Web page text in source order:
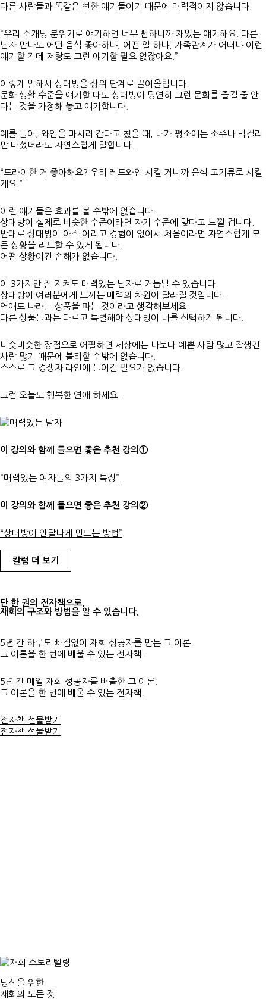
다른 사람들과 똑같은 뻔한 얘기들이기 때문에 매력적이지 않습니다.
“우리 소개팅 분위기로 얘기하면 너무 뻔하니까 재밌는 얘기해요. 다른
남자 만나도 어떤 음식 좋아하냐, 어떤 일 하냐, 가족관계가 어떠냐 이런
얘기할 건데 저랑도 그런 얘기할 필요 없잖아요.”
이렇게 말해서 상대방을 상위 단계로 끌어올립니다.
문화 생활 수준을 얘기할 때도 상대방이 당연히 그런 문화를 즐길 줄 안
다는 것을 가정해 놓고 얘기합니다.
예를 들어, 와인을 마시러 간다고 쳤을 때, 내가 평소에는 소주나 막걸리
만 마셨더라도 자연스럽게 말합니다.
“드라이한 거 좋아해요? 우리 레드와인 시킬 거니까 음식 고기류로 시킬
게요.”
이런 얘기들은 효과를 볼 수밖에 없습니다.
상대방이 실제로 비슷한 수준이라면 자기 수준에 맞다고 느낄 겁니다.
반대로 상대방이 아직 어리고 경험이 없어서 처음이라면 자연스럽게 모
든 상황을 리드할 수 있게 됩니다.
어떤 상황이건 손해가 없습니다.
이 3가지만 잘 지켜도 매력있는 남자로 거듭날 수 있습니다.
상대방이 여러분에게 느끼는 매력의 차원이 달라질 것입니다.
연애도 나라는 상품을 파는 것이라고 생각해보세요.
다른 상품들과는 다르고 특별해야 상대방이 나를 선택하게 됩니다.
비슷비슷한 장점으로 어필하면 세상에는 나보다 예쁜 사람 많고 잘생긴
사람 많기 때문에 불리할 수밖에 없습니다.
스스로 그 경쟁자 라인에 들어갈 필요가 없습니다.
그럼 오늘도 행복한 연애 하세요.
이 강의와 함께 들으면 좋은 추천 강의①
“매력있는 여자들의 3가지 특징”
이 강의와 함께 들으면 좋은 추천 강의②
“상대방이 안달나게 만드는 방법”
칼럼 더 보기
단 한 권의 전자책으로,
재회의 구조와 방법을 알 수 있습니다.
5년 간 하루도 빠짐없이 재회 성공자를 만든 그 이론.
그 이론을 한 번에 배울 수 있는 전자책.
5년 간 매일 재회 성공자를 배출한 그 이론.
그 이론을 한 번에 배울 수 있는 전자책.
전자책 선물받기
전자책 선물받기
당신을 위한
재회의 모든 것